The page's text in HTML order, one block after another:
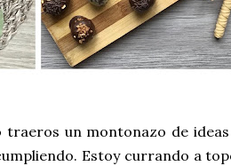
un montonazo de
Estoy currando a